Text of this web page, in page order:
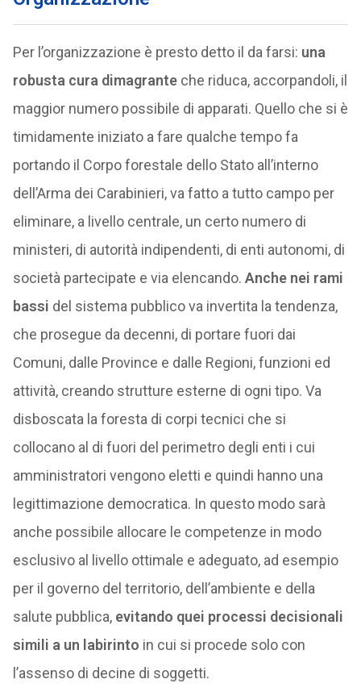
Per l’organizzazione è presto detto il da farsi: una
robusta cura dimagranteche riduca, accorpandoli, il
maggior numero possibile di apparati. Quello che si è
timidamente iniziato a fare qualche tempo fa
portando il Corpo forestale dello Stato all’interno
dell’Arma dei Carabinieri, va fatto a tutto campo per
eliminare, a livello centrale, un certo numero di
ministeri, di autorità indipendenti, di enti autonomi, di
società partecipate e via elencando. Anche nei rami
bassi del sistema pubblico va invertita la tendenza,
che prosegue da decenni, di portare fuori dai
Comuni, dalle Province e dalle Regioni, funzioni ed
attività, creando strutture esterne di ogni tipo. Va
disboscata la foresta di corpi tecnici che si
collocano al di fuori del perimetro degli enti i cui
amministratori vengono eletti e quindi hanno una
legittimazione democratica. In questo modo sarà
anche possibile allocare le competenze in modo
esclusivo al livello ottimale e adeguato, ad esempio
per il governo del territorio, dell’ambiente e della
salute pubblica, evitando quei processi decisionali
simili a un labirinto in cui si procede solo con
l’assenso di decine di soggetti.